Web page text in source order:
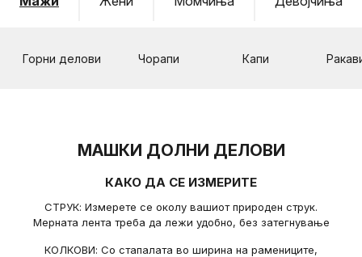
Горни делови Чорапи Капи
МАШКИ ДОЛНИ ДЕЛОВИ
КАКО ДА СЕ ИЗМЕРИТЕ
СТРУК: Измерете се околу вашиот природен струк.
Мерната лента треба да лежи удобно, без затегнување
КОЛКОВИ: Со стапалата во ширина на рамениците,